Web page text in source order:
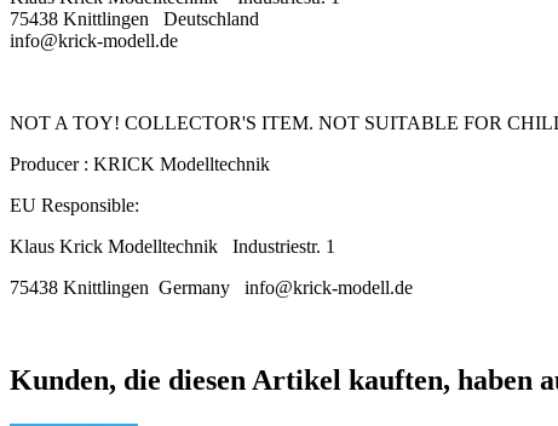
75438 Knittlingen
Deutschland
info@krick-modell.de
NOT A TOY! COLLECTOR'S ITEM. NOT SUITABLE FOR
Producer : KRICK Modelltechnik
EU Responsible:
Klaus Krick Modelltechnik
Industriestr. 1
75438 Knittlingen Germany info@krick-modell.de
Kunden, die diesen Artikel kauften, haben